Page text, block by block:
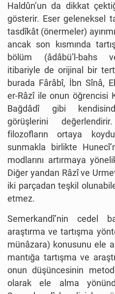
Haldûn’un da dikkat
gösterir. Eser geleneksel
tasdîkât (önermeler)
ancak son kısmında
bölüm (âdâbü’l-bahs
itibariyle de orijinal bir
burada Fârâbî, İbn Sînâ,
er-Râzî ile onun öğrencisi
Bağdâdî gibi
görüşlerini
filozofların ortaya
sunmakla birlikte
modlarını artırmaya
Diğer yandan Râzî ve
iki parçadan teşkil
etmez.
Semerkandî’nin cedel
araştırma ve tartışma
münâzara) konusunu ele
mantığa tartışma ve
onun düşüncesinin
olarak ele alma